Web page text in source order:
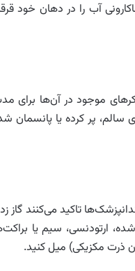
آب را در دهان خود
موجود در آن‌ها برای
پر کرده یا پانسمان
تاکید می‌کنند گاز
ارتودنسی، سیم یا
ذرت مکزیکی) میل کنید.